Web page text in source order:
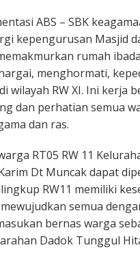
ABS – SBK
kepengurusan Masjid
rumah
menghormati,
wilayah RW XI. Ini kerja
dan perhatian semua
dan ras.
RT05 RW 11
Dt Muncak dapat
RW11 memiliki
semua
bernas warga
Dadok Tunggul